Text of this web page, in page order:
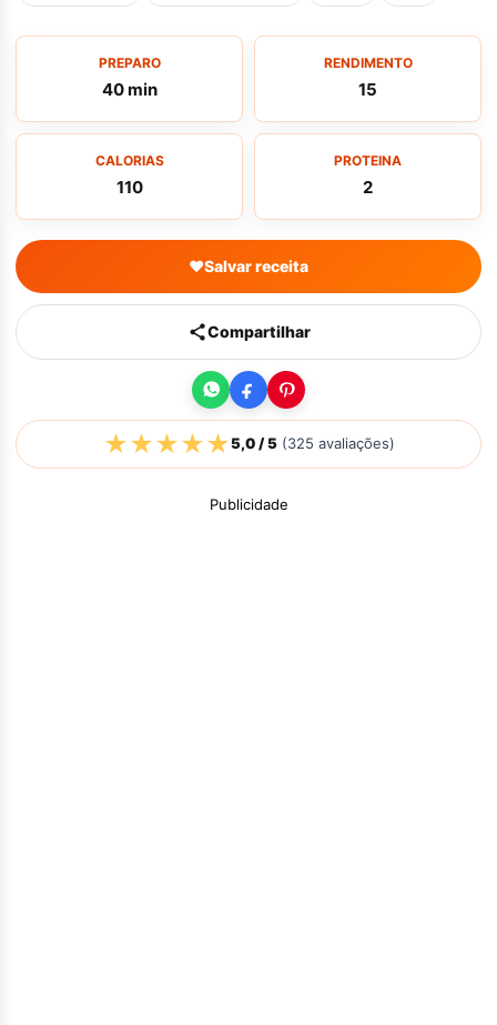
PREPARO
40 min
RENDIMENTO
15
CALORIAS
110
PROTEINA
2
♥Salvar receita
Compartilhar
★★★★★5,0/ 5(325 avaliações)
Publicidade